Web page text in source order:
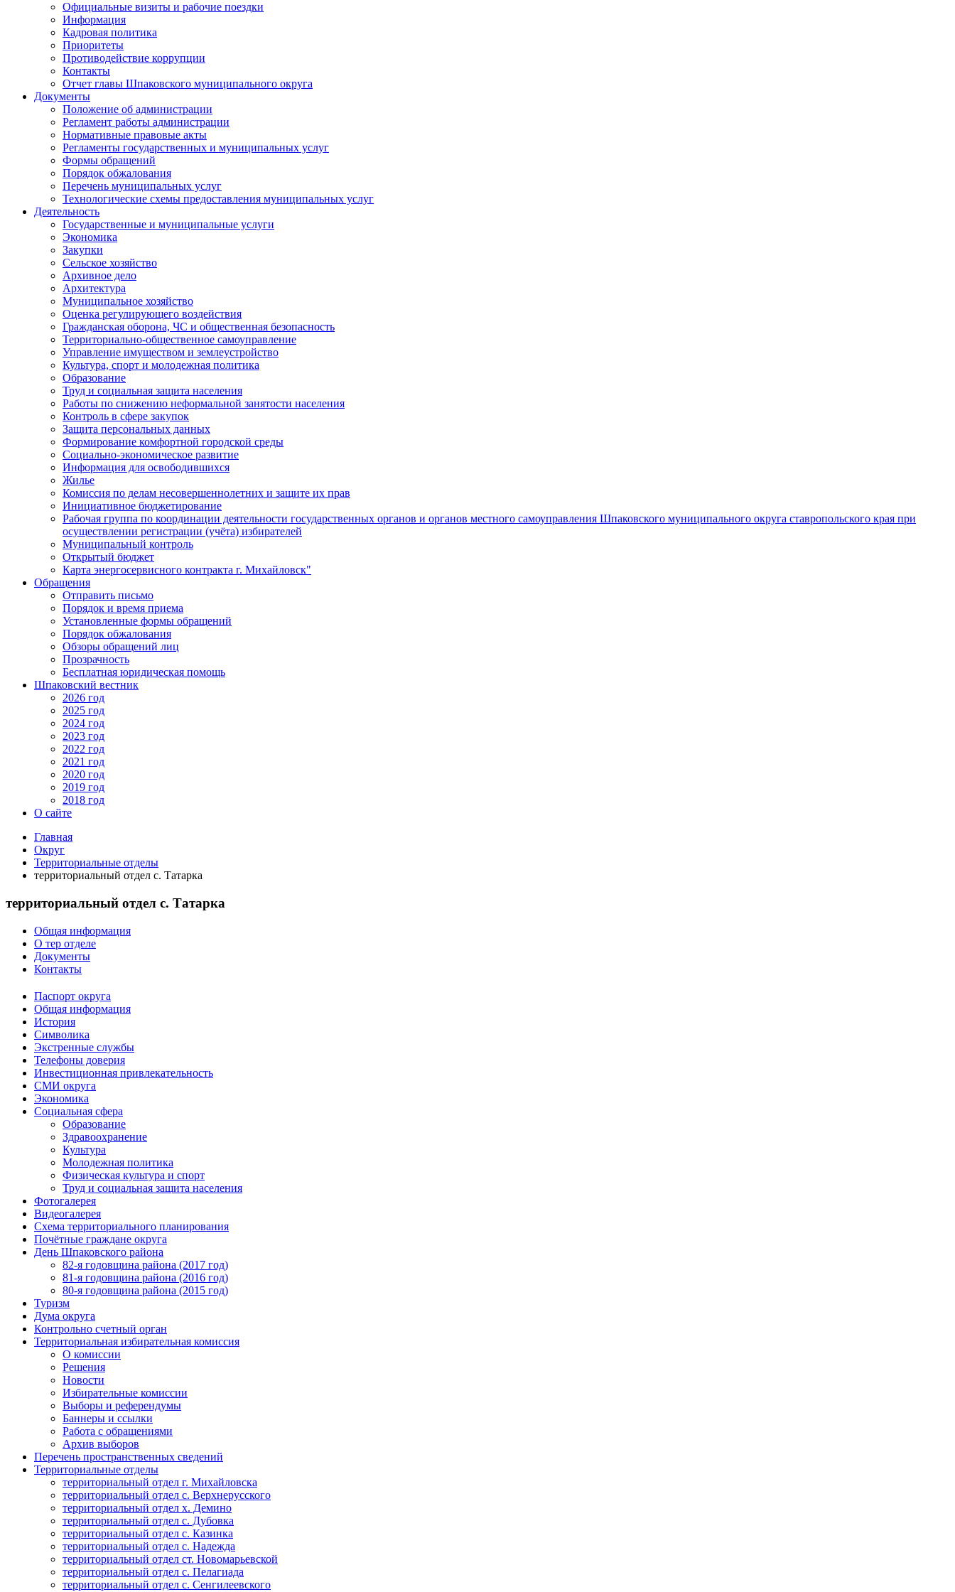
Официальные визиты и рабочие поездки
Информация
Кадровая политика
Приоритеты
Противодействие коррупции
Контакты
Отчет главы Шпаковского муниципального округа
Документы
Положение об администрации
Регламент работы администрации
Нормативные правовые акты
Регламенты государственных и муниципальных услуг
Формы обращений
Порядок обжалования
Перечень муниципальных услуг
Технологические схемы предоставления муниципальных услуг
Деятельность
Государственные и муниципальные услуги
Экономика
Закупки
Сельское хозяйство
Архивное дело
Архитектура
Муниципальное хозяйство
Оценка регулирующего воздействия
Гражданская оборона, ЧС и общественная безопасность
Территориально-общественное самоуправление
Управление имуществом и землеустройство
Культура, спорт и молодежная политика
Образование
Труд и социальная защита населения
Работы по снижению неформальной занятости населения
Контроль в сфере закупок
Защита персональных данных
Формирование комфортной городской среды
Социально-экономическое развитие
Информация для освободившихся
Жилье
Комиссия по делам несовершеннолетних и защите их прав
Инициативное бюджетирование
Рабочая группа по координации деятельности государственных органов и органов местного самоуправления Шпаковского муниципального округа ставропольского края при
осуществлении регистрации (учёта) избирателей
Муниципальный контроль
Открытый бюджет
Карта энергосервисного контракта г. Михайловск"
Обращения
Отправить письмо
Порядок и время приема
Установленные формы обращений
Порядок обжалования
Обзоры обращений лиц
Прозрачность
Бесплатная юридическая помощь
Шпаковский вестник
2026 год
2025 год
2024 год
2023 год
2022 год
2021 год
2020 год
2019 год
2018 год
О сайте
Главная
Округ
Территориальные отделы
территориальный отдел с. Татарка
территориальный отдел с. Татарка
Общая информация
О тер отделе
Документы
Контакты
Паспорт округа
Общая информация
История
Символика
Экстренные службы
Телефоны доверия
Инвестиционная привлекательность
СМИ округа
Экономика
Социальная сфера
Образование
Здравоохранение
Культура
Молодежная политика
Физическая культура и спорт
Труд и социальная защита населения
Фотогалерея
Видеогалерея
Схема территориального планирования
Почётные граждане округа
День Шпаковского района
82-я годовщина района (2017 год)
81-я годовщина района (2016 год)
80-я годовщина района (2015 год)
Туризм
Дума округа
Контрольно счетный орган
Территориальная избирательная комиссия
О комиссии
Решения
Новости
Избирательные комиссии
Выборы и референдумы
Баннеры и ссылки
Работа с обращениями
Архив выборов
Перечень пространственных сведений
Территориальные отделы
территориальный отдел г. Михайловска
территориальный отдел с. Верхнерусского
территориальный отдел х. Демино
территориальный отдел с. Дубовка
территориальный отдел с. Казинка
территориальный отдел с. Надежда
территориальный отдел ст. Новомарьевской
территориальный отдел с. Пелагиада
территориальный отдел с. Сенгилеевского